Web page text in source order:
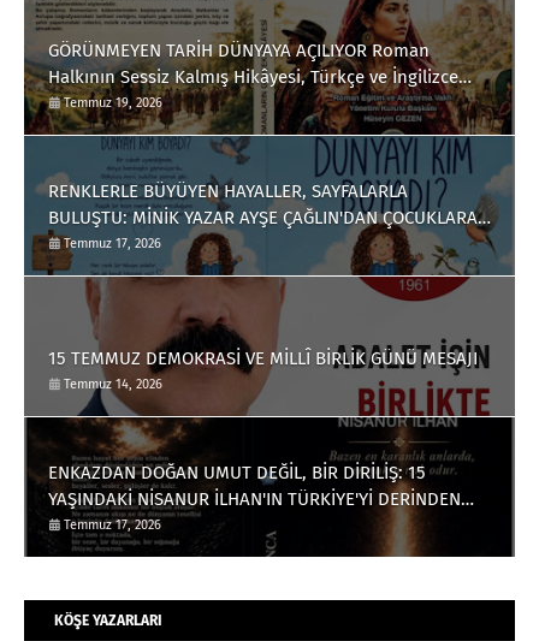
GÖRÜNMEYEN TARİH DÜNYAYA AÇILIYOR Roman
Halkının Sessiz Kalmış Hikâyesi, Türkçe ve İngilizce
Olarak Okuyucuyla Buluştu
Temmuz 19, 2026
RENKLERLE BÜYÜYEN HAYALLER, SAYFALARLA
BULUŞTU: MİNİK YAZAR AYŞE ÇAĞLIN'DAN ÇOCUKLARA
ANLAMLI BİR ESER
Temmuz 17, 2026
15 TEMMUZ DEMOKRASİ VE MİLLÎ BİRLİK GÜNÜ MESAJI
Temmuz 14, 2026
ENKAZDAN DOĞAN UMUT DEĞİL, BİR DİRİLİŞ: 15
YAŞINDAKİ NİSANUR İLHAN'IN TÜRKİYE'Yİ DERİNDEN
ETKİLEYECEK HİKÂYESİ
Temmuz 17, 2026
KÖŞE YAZARLARI